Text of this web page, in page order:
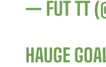
— FUT TT
HAUGE